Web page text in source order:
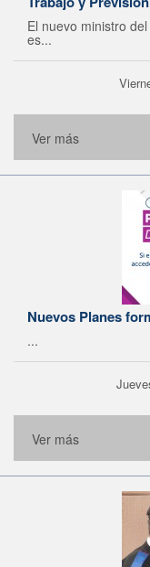
El nuevo ministro
es...
Ver más
Nuevos Planes
...
Ver más